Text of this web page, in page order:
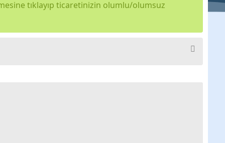
tıklayıp ticaretinizin olumlu/olumsuz